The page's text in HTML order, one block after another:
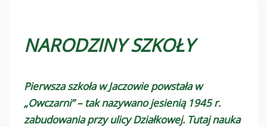
NARODZINY SZKOŁY
Pierwsza szkoła w Jaczowie powstała w
„Owczarni” – tak nazywano jesienią 1945 r.
zabudowania przy ulicy Działkowej. Tutaj nauka